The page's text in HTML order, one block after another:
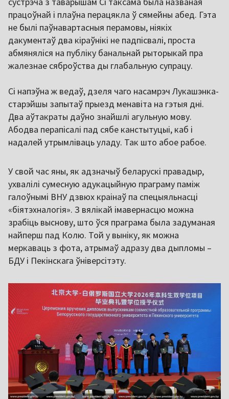
працоўнай і плаўна перацякла ў сямейны абед. Гэта
не былі паўнавартасныя перамовы, ніякіх
дакументаў два кіраўнікі не падпісвалі, проста
абмяняліся на публіку банальнай рыторыкай пра
жалезнае сяброўства ды глабальную супрацу.
Сі напэўна ж ведаў, дзеля чаго насамрэч Лукашэнка-
старэйшы запытаў прыезд менавіта на гэтыя дні.
Два аўтакраты даўно знайшлі агульную мову.
Абодва перапісалі пад сябе канстытуцыі, каб і
надалей утрымліваць уладу. Так што абое рабое.
У свой час яны, як адзначыў беларускі правадыр,
ухвалілі сумесную адукацыйную праграму паміж
галоўнымі ВНУ дзвюх краінаў па спецыяльнасці
«біятэхналогія». З вялікай імавернасцю можна
зрабіць выснову, што ўся праграма была задуманая
найперш пад Колю. Той у выніку, як можна
меркаваць з фота, атрымаў адразу два дыпломы –